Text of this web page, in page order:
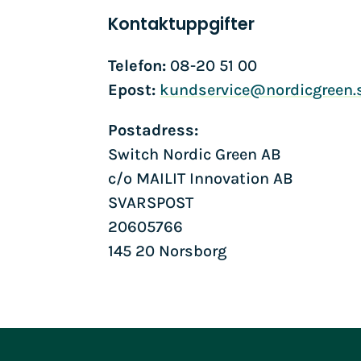
Kontaktuppgifter
Telefon: 08-20 51 00
Epost:
Postadress:
Switch Nordic Green AB
c/o MAILIT Innovation AB
SVARSPOST
20605766
145 20 Norsborg